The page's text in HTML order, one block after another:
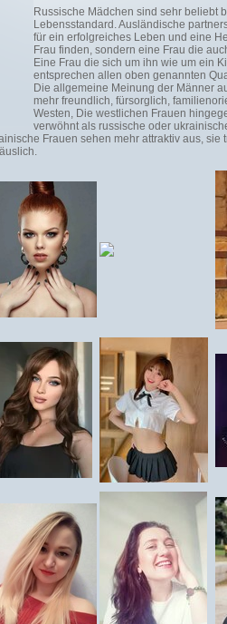
Russische Mädchen sind sehr beliebt
Lebensstandard. Ausländische
für ein erfolgreiches Leben und eine
Frau finden, sondern eine Frau die
Eine Frau die sich um ihn wie um ein
entsprechen allen oben genannten
Die allgemeine Meinung der Männer
mehr freundlich, fürsorglich,
Westen, Die westlichen Frauen
verwöhnt als russische oder
Frauen sehen mehr attraktiv aus,